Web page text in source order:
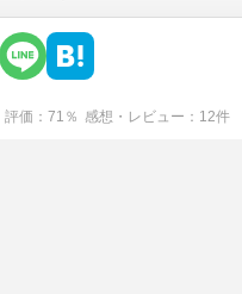
評価 71 ％ 感想・レビュー 12件